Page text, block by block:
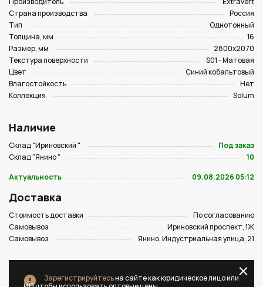
Страна производства
Россия
Тип
Однотонный
Толщина, мм
16
Размер, мм
2800х2070
Текстура поверхности
S01 - Матовая
Цвет
Синий кобальтовый
Влагостойкость
Нет
Коллекция
Solum
Наличие
Склад "Ириновский "
Под заказ
Склад "Янино "
10
Актуальность
09.08.2026 05:12
Доставка
Стоимость доставки
По согласованию
Самовывоз
Ириновский проспект, 1Ж
Самовывоз
Янино, Индустриальная улица, 21
Зарегистрируйтесьна сайте как юридическое лицо или